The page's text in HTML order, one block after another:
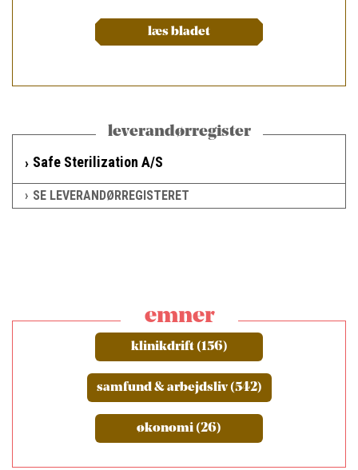
læs bladet
leverandørregister
Safe Sterilization A/S
SE LEVERANDØRREGISTERET
emner
klinikdrift (156)
samfund & arbejdsliv (542)
økonomi (26)